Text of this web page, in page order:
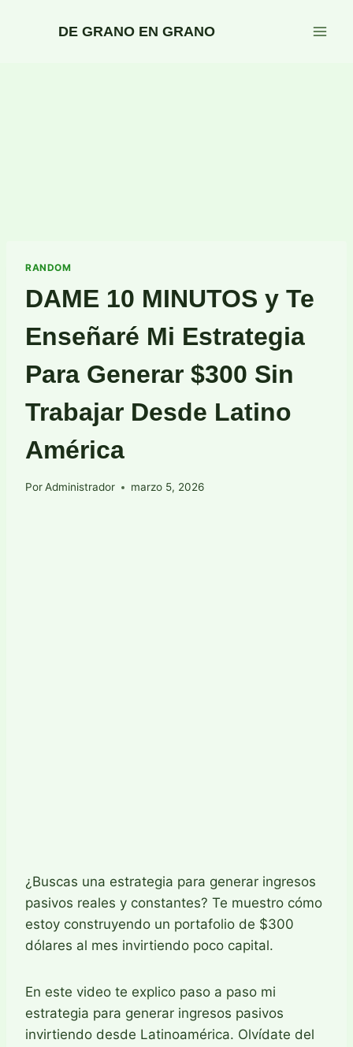
DE GRANO EN GRANO
RANDOM
DAME 10 MINUTOS y Te
Enseñaré Mi Estrategia
Para Generar $300 Sin
Trabajar Desde Latino
América
PorAdministrador marzo 5, 2026
¿Buscas una estrategia para generar ingresos
pasivos reales y constantes? Te muestro cómo
estoy construyendo un portafolio de $300
dólares al mes invirtiendo poco capital.
En este video te explico paso a paso mi
estrategia para generar ingresos pasivos
invirtiendo desde Latinoamérica. Olvídate del